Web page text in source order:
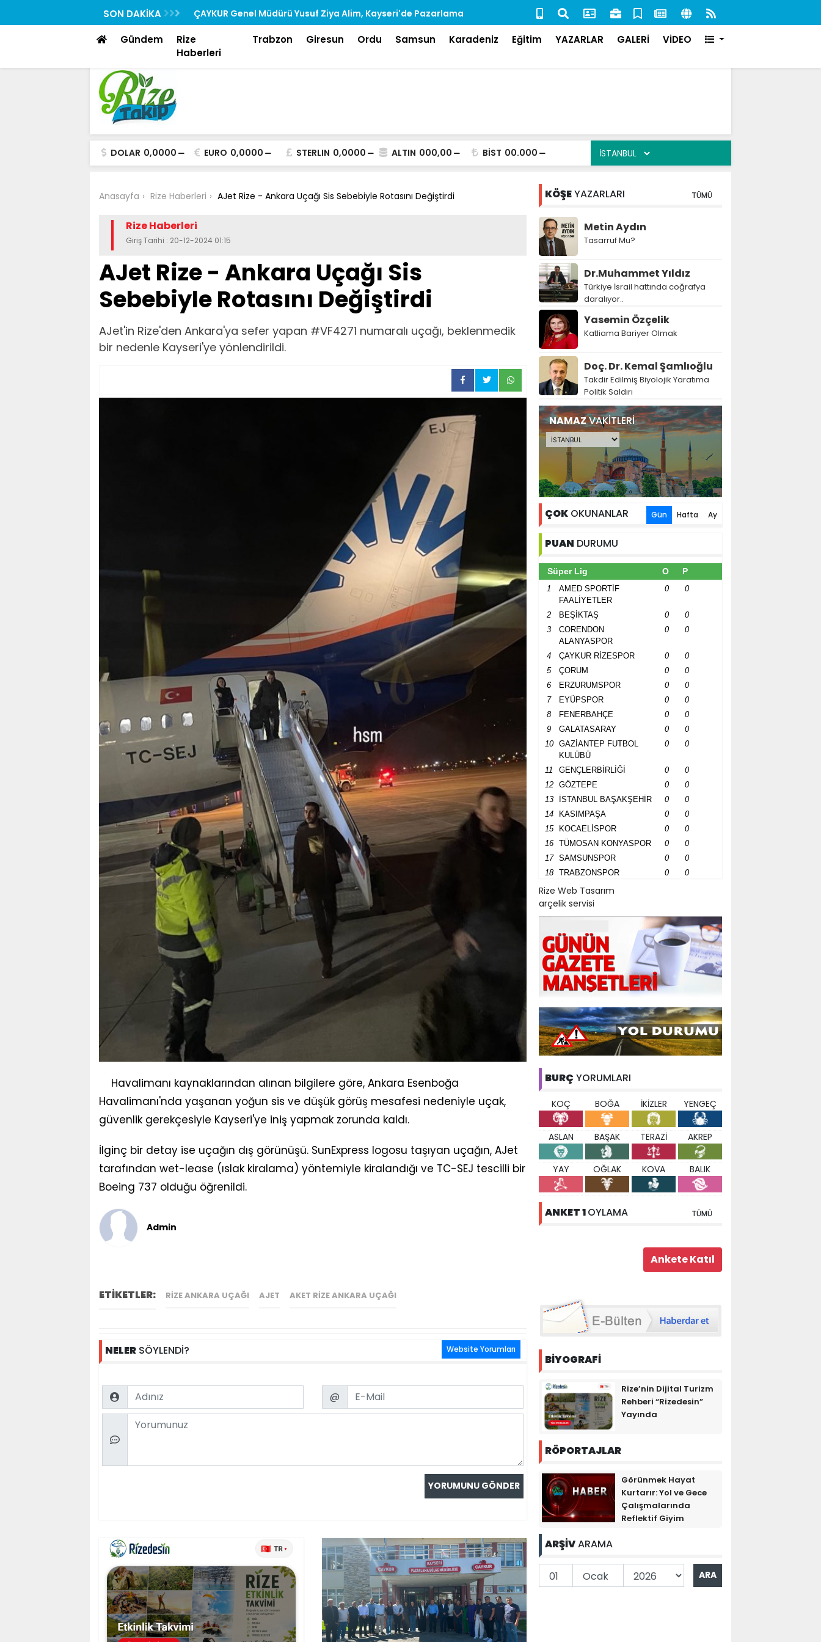
SON DAKİKA
“Rizedesin” Yayında
ÇAYKUR Genel Müdürü Yusuf Ziya Alim, Kayseri'de Pazarlama
Toplantısına Katıldı
Rize'de Aranan 84 Şahıs Yakalandı: 51'i Cezaevine Gönderildi
Gündem
Rize
Haberleri
Trabzon Giresun Ordu Samsun Karadeniz Eğitim YAZARLAR GALERİ VİDEO
DOLAR 0,0000 EURO 0,0000 STERLIN 0,0000 ALTIN 000,00 BİST 00.000
Anasayfa Rize Haberleri AJet Rize - Ankara Uçağı Sis Sebebiyle Rotasını Değiştirdi
Rize Haberleri
Giriş Tarihi : 20-12-2024 01:15
AJet Rize - Ankara Uçağı Sis
Sebebiyle Rotasını Değiştirdi
AJet'in Rize'den Ankara'ya sefer yapan #VF4271 numaralı uçağı, beklenmedik
bir nedenle Kayseri'ye yönlendirildi.
Havalimanı kaynaklarından alınan bilgilere göre, Ankara Esenboğa
Havalimanı'nda yaşanan yoğun sis ve düşük görüş mesafesi nedeniyle uçak,
güvenlik gerekçesiyle Kayseri'ye iniş yapmak zorunda kaldı.
İlginç bir detay ise uçağın dış görünüşü. SunExpress logosu taşıyan uçağın, AJet
tarafından wet-lease (ıslak kiralama) yöntemiyle kiralandığı ve TC-SEJ tescilli bir
Boeing 737 olduğu öğrenildi.
Admin
ETİKETLER: RIZE ANKARA UÇAĞI AJET AKET RIZE ANKARA UÇAĞI
NELER SÖYLENDİ? Website Yorumları
Name Email
@
Comment
KÖŞEYAZARLARI TÜMÜ
Metin Aydın
Tasarruf Mu?
Dr.Muhammet Yıldız
Türkiye İsrail hattında coğrafya
daralıyor..
Yasemin Özçelik
Katliama Bariyer Olmak
Doç. Dr. Kemal Şamlıoğlu
Takdir Edilmiş Biyolojik Yaratıma
Politik Saldırı
NAMAZVAKİTLERİ
ÇOK OKUNANLAR Gün Hafta Ay
PUAN DURUMU
Süper Lig O P
1
AMED SPORTİF
FAALİYETLER
0 0
2 BEŞİKTAŞ 0
0
3
CORENDON
ALANYASPOR
0 0
4 ÇAYKUR RİZESPOR 0
0
5
ÇORUM 0
0
6
ERZURUMSPOR 0
0
7
EYÜPSPOR 0
0
8
FENERBAHÇE 0
0
9
GALATASARAY 0
0
10
GAZİANTEP FUTBOL
KULÜBÜ
0 0
11 GENÇLERBİRLİĞİ 0
0
12
GÖZTEPE 0
0
13
İSTANBUL BAŞAKŞEHİR 0
0
14
KASIMPAŞA 0
0
15
KOCAELİSPOR 0
0
16
TÜMOSAN KONYASPOR 0
0
17
SAMSUNSPOR 0
0
18
TRABZONSPOR 0 0
Rize Web Tasarım
arçelik servisi
BURÇ YORUMLARI
KOÇ BOĞA İKİZLER YENGEÇ
ASLAN BAŞAK TERAZİ AKREP
YAY OĞLAK KOVA BALIK
ANKET 1OYLAMA TÜMÜ
BİYOGRAFİ
Rize’nin Dijital Turizm
Rehberi “Rizedesin”
Yayında
RÖPORTAJLAR
Görünmek Hayat
Kurtarır: Yol ve Gece
Çalışmalarında
Reflektif Giyim
ARŞİVARAMA